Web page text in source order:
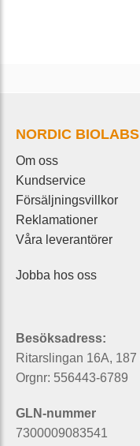
NORDIC
Om oss
Kundservice
Försäljningsvillkor
Reklamationer
Våra leverantörer
Jobba hos oss
Besöksadress:
Ritarslingan 16A,
Orgnr: 556443-6789
GLN-nummer
7300009083541